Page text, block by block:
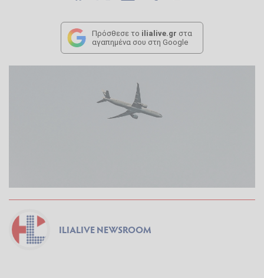
Πρόσθεσε το ilialive.gr στα
αγαπημένα σου στη Google
ILIALIVE NEWSROOM